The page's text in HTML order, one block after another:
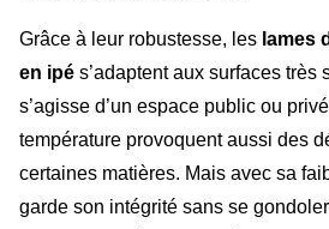
Grâce à leur robustesse, les lames
en ipé s’adaptent aux surfaces très
s’agisse d’un espace public ou
température provoquent aussi des
certaines matières. Mais avec sa
garde son intégrité sans se